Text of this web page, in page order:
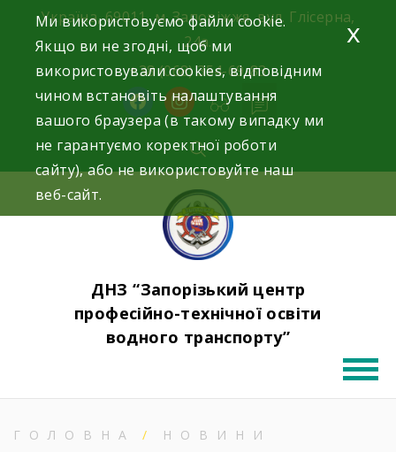
Україна, 69011, м. Запоріжжя, вул. Глісерна,
24а.
+38 (068) 354-69-83
facebookinstagram
ДНЗ “Запорізький центр
професійно-технічної освіти
водного транспорту”
ГОЛОВНА
НОВИНИ
Ми використовуємо файли cookie.
Якщо ви не згодні, щоб ми
використовували cookies, відповідним
чином встановіть налаштування
вашого браузера (в такому випадку ми
не гарантуємо коректної роботи
сайту), або не використовуйте наш
веб-сайт.
x